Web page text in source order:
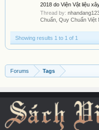
2018 do Viện Vật liệu
Thread by:
Chuẩn, Quy Chuẩn Việt
Showing results 1 to 1 of 1
Forums Tags